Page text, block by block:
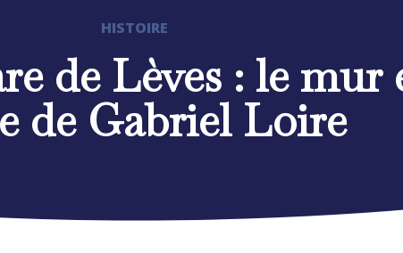
HISTOIRE
de Lèves : le mur
de Gabriel Loire